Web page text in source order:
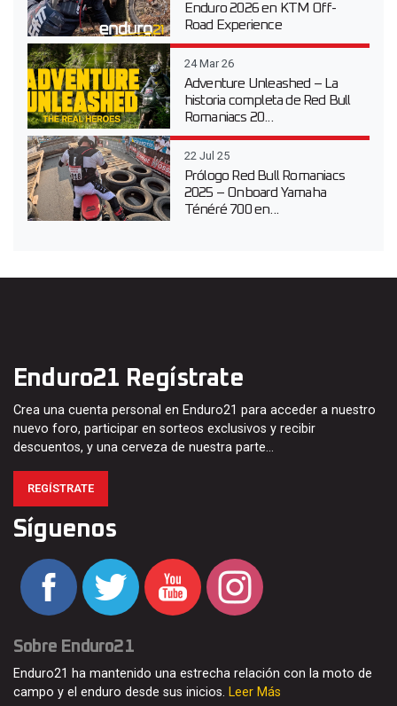
Enduro 2026 en KTM Off-
Road Experience
24 Mar 26
Adventure Unleashed – La
historia completa de Red Bull
Romaniacs 20...
22 Jul 25
Prólogo Red Bull Romaniacs
2025 – Onboard Yamaha
Ténéré 700 en...
Enduro21 Regístrate
Crea una cuenta personal en Enduro21 para acceder a nuestro
nuevo foro, participar en sorteos exclusivos y recibir
descuentos, y una cerveza de nuestra parte…
REGÍSTRATE
Síguenos
Sobre Enduro21
Enduro21 ha mantenido una estrecha relación con la moto de
campo y el enduro desde sus inicios. Leer Más